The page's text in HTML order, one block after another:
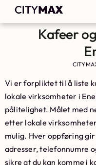
Kafeer
Vi er forpliktet til å liste
lokale virksomheter i
pålitelighet. Målet med
etter lokale
mulig. Hver oppføring
adresser, telefonnumre
sikre at du kan komme i